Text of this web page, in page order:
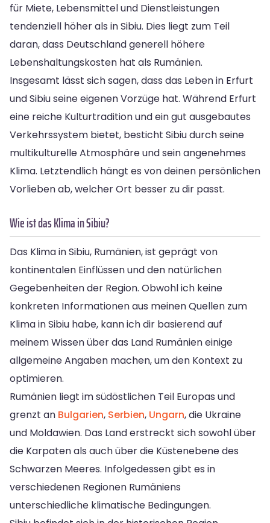
für Miete, Lebensmittel und Dienstleistungen
tendenziell höher als in Sibiu. Dies liegt zum Teil
daran, dass Deutschland generell höhere
Lebenshaltungskosten hat als Rumänien.
Insgesamt lässt sich sagen, dass das Leben in Erfurt
und Sibiu seine eigenen Vorzüge hat. Während Erfurt
eine reiche Kulturtradition und ein gut ausgebautes
Verkehrssystem bietet, besticht Sibiu durch seine
multikulturelle Atmosphäre und sein angenehmes
Klima. Letztendlich hängt es von deinen persönlichen
Vorlieben ab, welcher Ort besser zu dir passt.
Wie ist das Klima in Sibiu?
Das Klima in Sibiu, Rumänien, ist geprägt von
kontinentalen Einflüssen und den natürlichen
Gegebenheiten der Region. Obwohl ich keine
konkreten Informationen aus meinen Quellen zum
Klima in Sibiu habe, kann ich dir basierend auf
meinem Wissen über das Land Rumänien einige
allgemeine Angaben machen, um den Kontext zu
optimieren.
Rumänien liegt im südöstlichen Teil Europas und
grenzt an Bulgarien, Serbien, Ungarn, die Ukraine
und Moldawien. Das Land erstreckt sich sowohl über
die Karpaten als auch über die Küstenebene des
Schwarzen Meeres. Infolgedessen gibt es in
verschiedenen Regionen Rumäniens
unterschiedliche klimatische Bedingungen.